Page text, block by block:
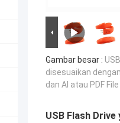
Gambar besar :
disesuaikan
dan AI atau PDF
USB Flash